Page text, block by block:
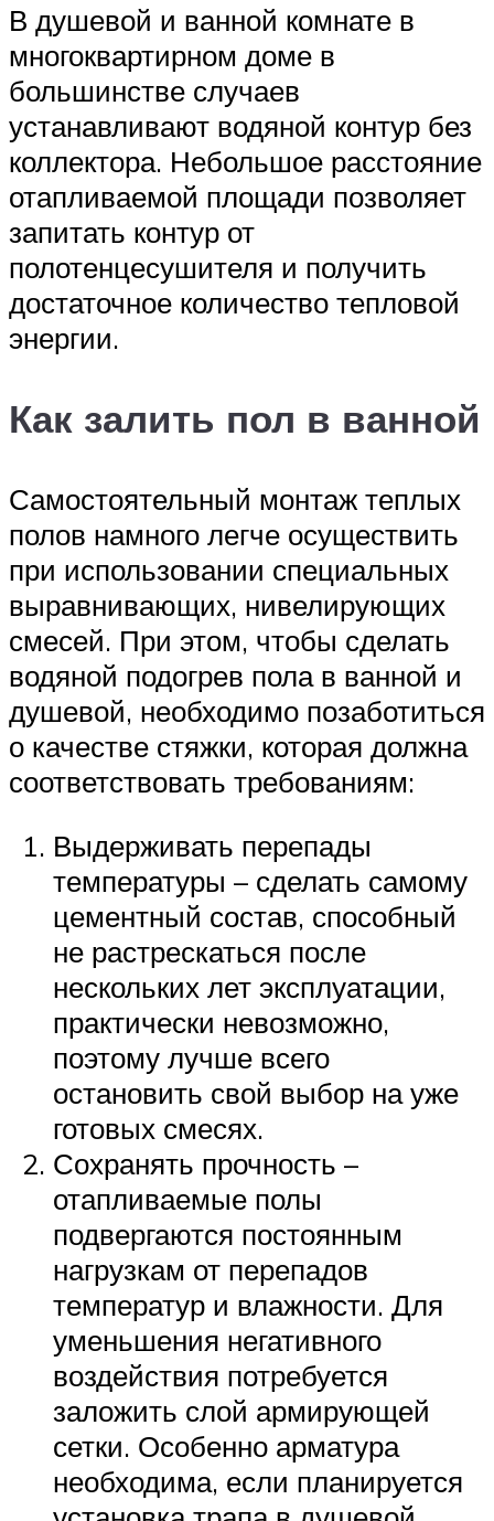
В душевой и ванной комнате в
многоквартирном доме в
большинстве случаев
устанавливают водяной контур без
коллектора. Небольшое расстояние
отапливаемой площади позволяет
запитать контур от
полотенцесушителя и получить
достаточное количество тепловой
энергии.
Как залить пол в ванной
Самостоятельный монтаж теплых
полов намного легче осуществить
при использовании специальных
выравнивающих, нивелирующих
смесей. При этом, чтобы сделать
водяной подогрев пола в ванной и
душевой, необходимо позаботиться
о качестве стяжки, которая должна
соответствовать требованиям:
Выдерживать перепады
температуры – сделать самому
цементный состав, способный
не растрескаться после
нескольких лет эксплуатации,
практически невозможно,
поэтому лучше всего
остановить свой выбор на уже
готовых смесях.
Сохранять прочность –
отапливаемые полы
подвергаются постоянным
нагрузкам от перепадов
температур и влажности. Для
уменьшения негативного
воздействия потребуется
заложить слой армирующей
сетки. Особенно арматура
необходима, если планируется